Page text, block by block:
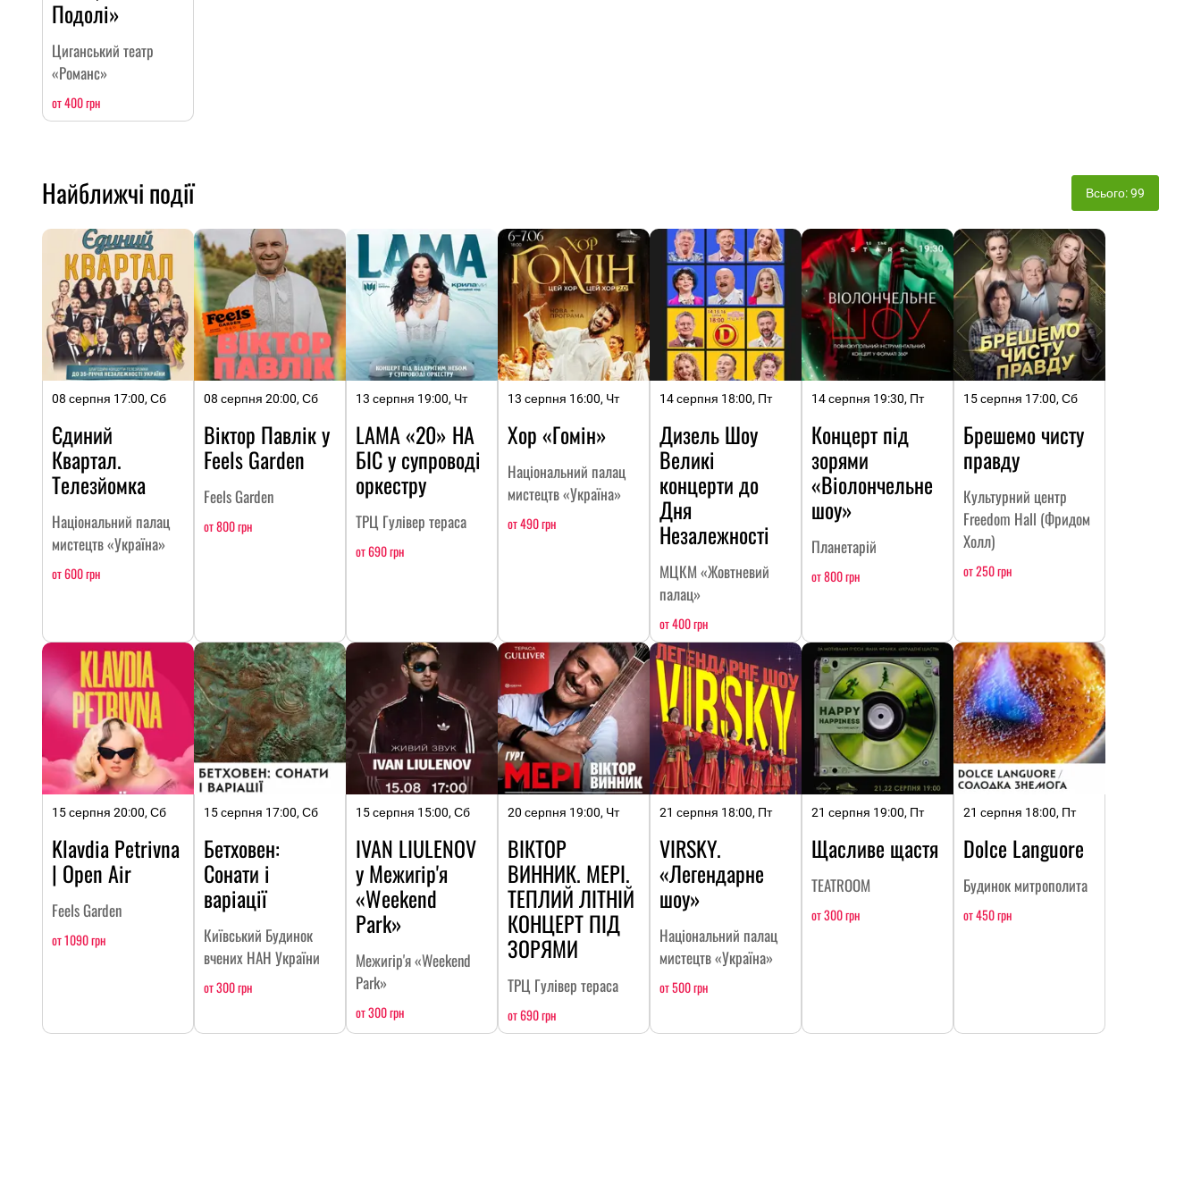
Подолі»
Циганський театр
«Романс»
от 400 грн
Найближчі події Всього: 99
08 серпня 17:00, Сб
Єдиний
Квартал.
Телезйомка
Національний палац
мистецтв «Україна»
от 600 грн
08 серпня 20:00, Сб
Віктор Павлік у
Feels Garden
Feels Garden
от 800 грн
13 серпня 19:00, Чт
LAMA «20» НА
БІС у супроводі
оркестру
ТРЦ Гулівер тераса
от 690 грн
13 серпня 16:00, Чт
Хор «Гомін»
Національний палац
мистецтв «Україна»
от 490 грн
14 серпня 18:00, Пт
Дизель Шоу
Великі
концерти до
Дня
Незалежності
МЦКМ «Жовтневий
палац»
от 400 грн
14 серпня 19:30, Пт
Концерт під
зорями
«Віолончельне
шоу»
Планетарій
от 800 грн
15 серпня 17:00, Сб
Брешемо чисту
правду
Культурний центр
Freedom Hall (Фридом
Холл)
от 250 грн
15 серпня 20:00, Сб
Klavdia Petrivna
| Open Air
Feels Garden
от 1090 грн
15 серпня 17:00, Сб
Бетховен:
Сонати і
варіації
Київський Будинок
вчених НАН України
от 300 грн
15 серпня 15:00, Сб
IVAN LIULENOV
у Межигір'я
«Weekend
Park»
Межигір'я «Weekend
Park»
от 300 грн
20 серпня 19:00, Чт
ВІКТОР
ВИННИК. МЕРІ.
ТЕПЛИЙ ЛІТНІЙ
КОНЦЕРТ ПІД
ЗОРЯМИ
ТРЦ Гулівер тераса
от 690 грн
21 серпня 18:00, Пт
VIRSKY.
«Легендарне
шоу»
Національний палац
мистецтв «Україна»
от 500 грн
21 серпня 19:00, Пт
Щасливе щастя
TEATROOM
от 300 грн
21 серпня 18:00, Пт
Dolce Languore
Будинок митрополита
от 450 грн